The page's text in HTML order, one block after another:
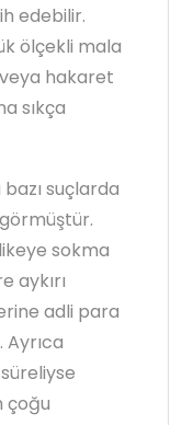
edebilir.
ölçekli mala
hakaret
sıkça
suçlarda
sokma
aykırı
adli para
Ayrıca
çoğu